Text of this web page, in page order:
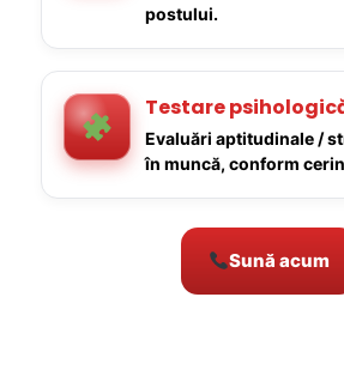
postului.
Testare
Evaluări aptitudinale /
în muncă, conform
Sună acum